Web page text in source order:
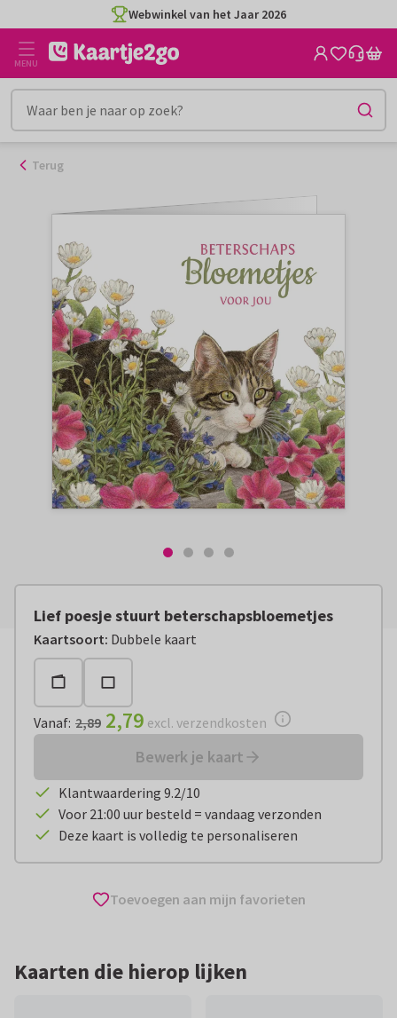
naar
inhoud
Webwinkel van het Jaar 2026
MENU
Terug
Lief poesje stuurt beterschapsbloemetjes
Kaartsoort: Dubbele kaart
Vanaf:€ 2,79 excl. verzendkosten
Vanaf: 2,89 2,79 excl. verzendkosten
Bewerk je kaart
Klantwaardering 9.2/10
Voor 21:00 uur besteld = vandaag verzonden
Deze kaart is volledig te personaliseren
Toevoegen aan mijn favorieten
Kaarten die hierop lijken